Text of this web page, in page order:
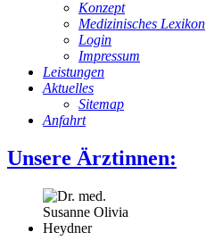
Konzept
Medizinisches Lexikon
Login
Impressum
Leistungen
Aktuelles
Sitemap
Anfahrt
Unsere Ärztinnen: